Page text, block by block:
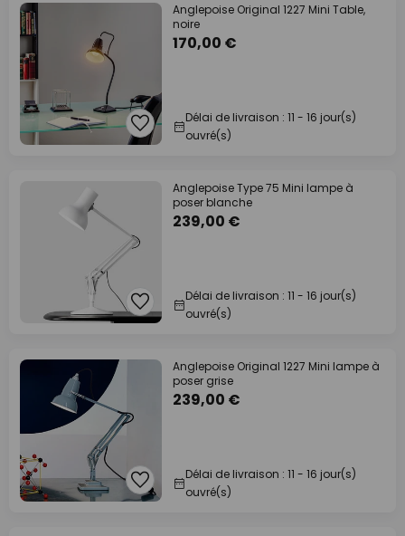
Anglepoise Original 1227 Mini Table,
noire
170,00 €
Délai de livraison : 11 - 16 jour(s)
ouvré(s)
Anglepoise Type 75 Mini lampe à
poser blanche
239,00 €
Délai de livraison : 11 - 16 jour(s)
ouvré(s)
Anglepoise Original 1227 Mini lampe à
poser grise
239,00 €
Délai de livraison : 11 - 16 jour(s)
ouvré(s)